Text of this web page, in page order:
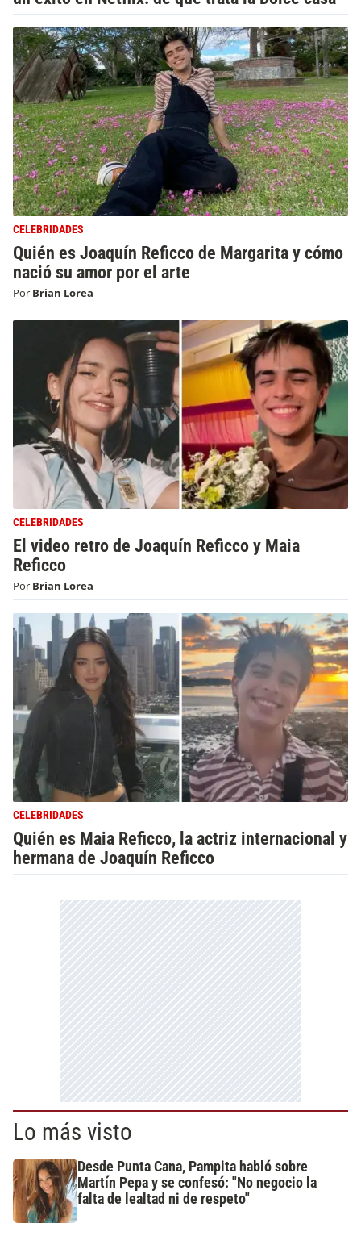
CELEBRIDADES
Quién es Joaquín Reficco de Margarita y cómo
nació su amor por el arte
Por Brian Lorea
CELEBRIDADES
El video retro de Joaquín Reficco y Maia
Reficco
Por Brian Lorea
CELEBRIDADES
Quién es Maia Reficco, la actriz internacional y
hermana de Joaquín Reficco
Lo más visto
Desde Punta Cana, Pampita habló sobre
Martín Pepa y se confesó: "No negocio la
falta de lealtad ni de respeto"